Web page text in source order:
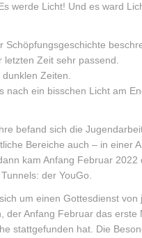
werde Licht! Und es ward
Schöpfungsgeschichte
letzten Zeit sehr passend.
Zeiten.
nach ein bisschen Licht am
befand sich die
Bereiche auch – in einer
kam Anfang Februar 2022
der YouGo.
um einen Gottesdienst von
der Anfang Februar das erste
stattgefunden hat. Die